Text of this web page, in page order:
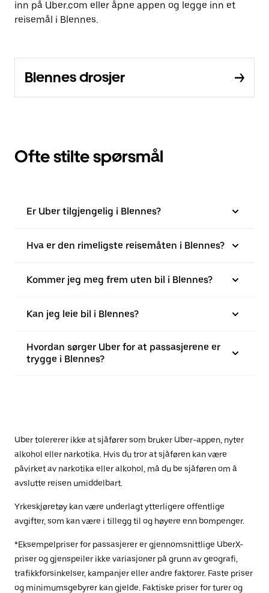
inn på Uber.com eller åpne appen og legge inn et
reisemål i Blennes.
Blennes drosjer
Ofte stilte spørsmål
Er Uber tilgjengelig i Blennes?
Hva er den rimeligste reisemåten i Blennes?
Kommer jeg meg frem uten bil i Blennes?
Kan jeg leie bil i Blennes?
Hvordan sørger Uber for at passasjerene er
trygge i Blennes?
Uber tolererer ikke at sjåfører som bruker Uber-appen, nyter
alkohol eller narkotika. Hvis du tror at sjåføren kan være
påvirket av narkotika eller alkohol, må du be sjåføren om å
avslutte reisen umiddelbart.
Yrkeskjøretøy kan være underlagt ytterligere offentlige
avgifter, som kan være i tillegg til og høyere enn bompenger.
*Eksempelpriser for passasjerer er gjennomsnittlige UberX-
priser og gjenspeiler ikke variasjoner på grunn av geografi,
trafikkforsinkelser, kampanjer eller andre faktorer. Faste priser
og minimumsgebyrer kan gjelde. Faktiske priser for turer og